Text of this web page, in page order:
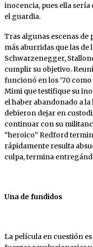
inocencia, pues ella
el guardia.
Tras algunas escenas
más aburridas que las
Schwarzenegger,
cumplir su objetivo.
funcionó en los ’70
Mimi que testifique su
el haber abandonado a
debieron dejar en
continuar con su
“heroico” Redford
rápidamente resulta
culpa, termina
Una de fundidos
La película en cuestión